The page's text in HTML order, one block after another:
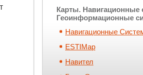
Карты. Навигационные
Геоинформационные
Навигационные
ESTIMap
Навител